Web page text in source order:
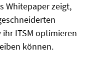
Whitepaper zeigt,
ihr ITSM optimieren
können.